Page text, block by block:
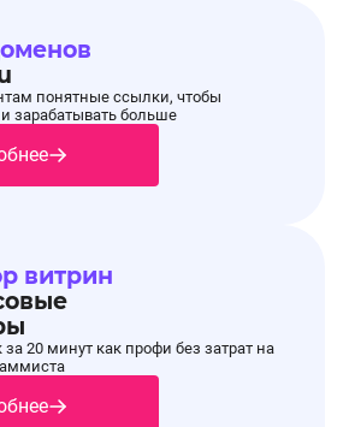
понятные ссылки, чтобы
зарабатывать больше
витрин
20 минут как профи без затрат на